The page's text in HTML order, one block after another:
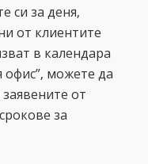
си за деня,
от клиентите
в календара
офис”, можете да
от
за